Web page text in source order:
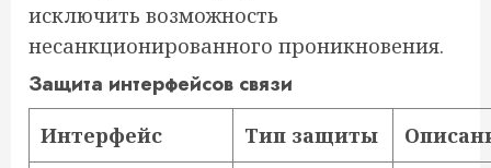
исключить возможность
несанкционированного проникновения.
Защита интерфейсов связи
Интерфейс Тип защиты